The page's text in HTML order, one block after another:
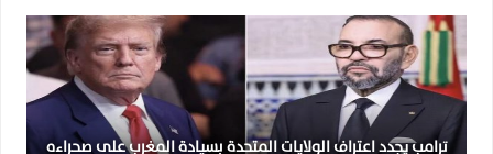
ترامب يجدد اعتراف الولايات المتحدة بسيادة المغرب على صحراءه